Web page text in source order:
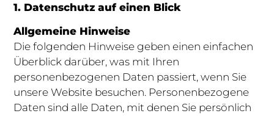
1. Datenschutz auf einen Blick
Allgemeine Hinweise
Die folgenden Hinweise geben einen einfachen
Überblick darüber, was mit Ihren
personenbezogenen Daten passiert, wenn Sie
unsere Website besuchen. Personenbezogene
Daten sind alle Daten, mit denen Sie persönlich